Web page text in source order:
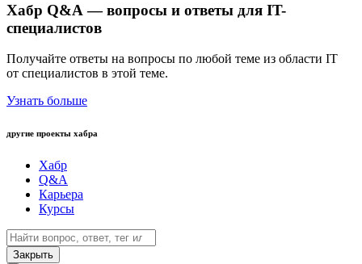
Хабр Q&A — вопросы и ответы для IT-
специалистов
Получайте ответы на вопросы по любой теме из области IT
от специалистов в этой теме.
Узнать больше
другие проекты хабра
Хабр
Q&A
Карьера
Курсы
Закрыть